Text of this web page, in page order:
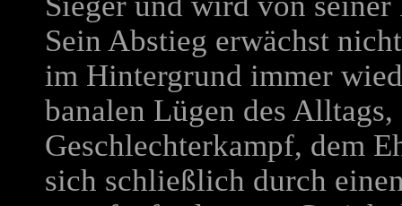
Sein Abstieg erwächst
im Hintergrund immer
banalen Lügen des
Geschlechterkampf, dem
sich schließlich durch